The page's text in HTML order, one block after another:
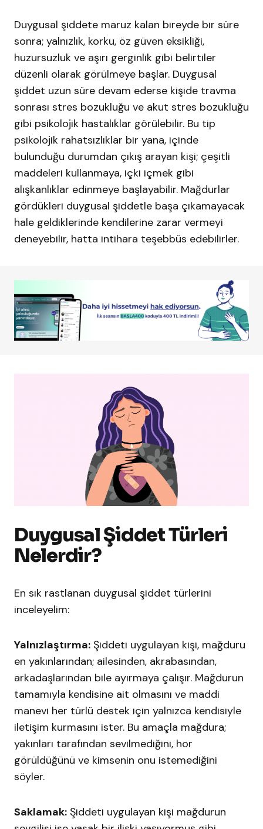
Duygusal şiddete maruz kalan bireyde bir süre
sonra; yalnızlık, korku, öz güven eksikliği,
huzursuzluk ve aşırı gerginlik gibi belirtiler
düzenli olarak görülmeye başlar. Duygusal
şiddet uzun süre devam ederse kişide travma
sonrası stres bozukluğu ve akut stres bozukluğu
gibi psikolojik hastalıklar görülebilir. Bu tip
psikolojik rahatsızlıklar bir yana, içinde
bulunduğu durumdan çıkış arayan kişi; çeşitli
maddeleri kullanmaya, içki içmek gibi
alışkanlıklar edinmeye başlayabilir. Mağdurlar
gördükleri duygusal şiddetle başa çıkamayacak
hale geldiklerinde kendilerine zarar vermeyi
deneyebilir, hatta intihara teşebbüs edebilirler.
Duygusal Şiddet Türleri
Nelerdir?
En sık rastlanan duygusal şiddet türlerini
inceleyelim:
Yalnızlaştırma: Şiddeti uygulayan kişi, mağduru
en yakınlarından; ailesinden, akrabasından,
arkadaşlarından bile ayırmaya çalışır. Mağdurun
tamamıyla kendisine ait olmasını ve maddi
manevi her türlü destek için yalnızca kendisiyle
iletişim kurmasını ister. Bu amaçla mağdura;
yakınları tarafından sevilmediğini, hor
görüldüğünü ve kimsenin onu istemediğini
söyler.
Saklamak: Şiddeti uygulayan kişi mağdurun